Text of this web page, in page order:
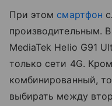
При этом смартфон
производительным.
MediaTek Helio G91
только сети 4G.
комбинированный,
выбирать между